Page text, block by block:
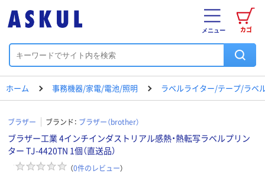
カゴ
メニュー
ホーム 事務機器/家電/電池/照明 ラベルライター/テープ/ラベ
ブラザー ブランド： ブラザー（brother）
ブラザー工業 4インチインダストリアル感熱・熱転写ラベルプリン
ター TJ-4420TN 1個（直送品）
（0件のレビュー）